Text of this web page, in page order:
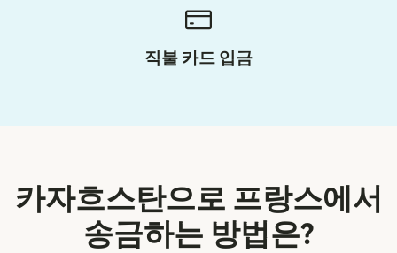
직불 카드 입금
카자흐스탄으로 프랑스에서
송금하는 방법은?